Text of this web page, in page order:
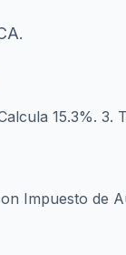
15.3%. 3.
Impuesto de